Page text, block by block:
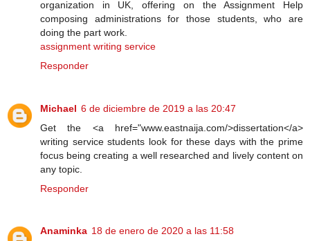
organization in UK, offering on the Assignment Help
composing administrations for those students, who are
doing the part work.
assignment writing service
Responder
Michael 6 de diciembre de 2019 a las 20:47
Get the <a href="www.eastnaija.com/>dissertation</a>
writing service students look for these days with the prime
focus being creating a well researched and lively content on
any topic.
Responder
Anaminka 18 de enero de 2020 a las 11:58